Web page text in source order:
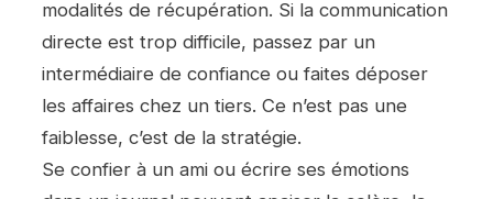
modalités de récupération. Si la communication
directe est trop difficile, passez par un
intermédiaire de confiance ou faites déposer
les affaires chez un tiers. Ce n’est pas une
faiblesse, c’est de la stratégie.
Se confier à un ami ou écrire ses émotions